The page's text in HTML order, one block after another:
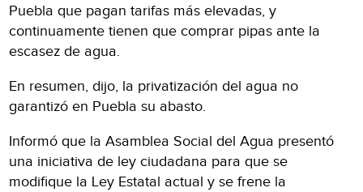
Puebla que pagan tarifas más elevadas, y
continuamente tienen que comprar pipas ante la
escasez de agua.
En resumen, dijo, la privatización del agua no
garantizó en Puebla su abasto.
Informó que la Asamblea Social del Agua presentó
una iniciativa de ley ciudadana para que se
modifique la Ley Estatal actual y se frene la